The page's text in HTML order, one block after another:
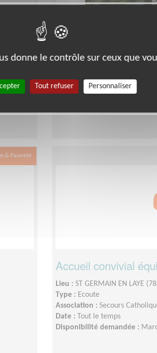
Animer des équipes
Association :Secours
Date :Tout le temps
& Pauvreté
Accueil convivial
Lieu : ST GERMAIN EN LAYE
Type : Ecoute
Association : Secours
Date : Tout le temps
Disponibilité demandée :
donne le contrôle sur ceux que
Tout refuser Personnaliser